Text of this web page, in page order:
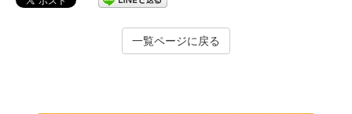
一覧ページに戻る